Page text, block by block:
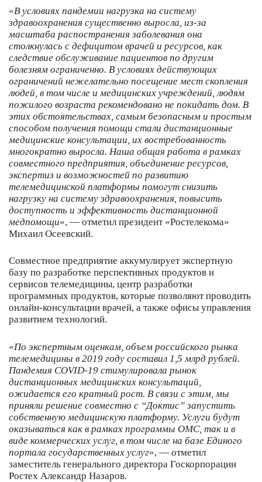
«В условиях пандемии нагрузка на систему
здравоохранения существенно выросла, из-за
масштаба распостранения заболевания она
столкнулась с дефицитом врачей и ресурсов, как
следствие обслуживание пациентов по другим
болезням ограниченно. В условиях действующих
ограничений нежелательно посещение мест скопления
людей, в том числе и медицинских учреждений, людям
пожилого возраста рекомендовано не покидать дом. В
этих обстоятельствах, самым безопасным и простым
способом получения помощи стали дистанционные
медицинские консультации, их востребованность
многократно выросла. Наша общая работа в рамках
совместного предприятия, объединение ресурсов,
экспертиз и возможностей по развитию
телемедицинской платформы помогут снизить
нагрузку на систему здравоохранения, повысить
доступность и эффективность дистанционной
медпомощи», — отметил президент «Ростелекома»
Михаил Осеевский.
Совместное предприятие аккумулирует экспертную
базу по разработке перспективных продуктов и
сервисов телемедицины, центр разработки
программных продуктов, которые позволяют проводить
онлайн-консультации врачей, а также офисы управления
развитием технологий.
«По экспертным оценкам, объем российского рынка
телемедицины в 2019 году составил 1,5 млрд рублей.
Пандемия COVID-19 стимулировала рынок
дистанционных медицинских консультаций,
ожидается его кратный рост. В связи с этим, мы
приняли решение совместно с “Доктис” запустить
собственную медицинскую платформу. Услуги будут
оказываться как в рамках программы ОМС, так и в
виде коммерческих услуг, в том числе на базе Единого
портала государственных услуг», — отметил
заместитель генерального директора Госкорпорации
Ростех Александр Назаров.